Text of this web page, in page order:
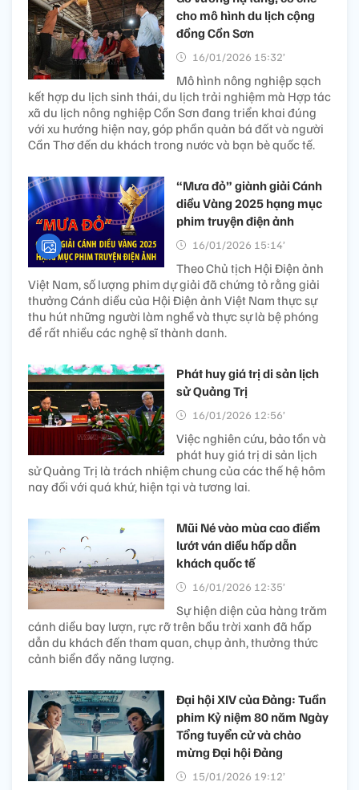
cho mô hình du lịch cộng
đồng Cồn Sơn
16/01/2026 15:32’
Mô hình nông nghiệp sạch
kết hợp du lịch sinh thái, du lịch trải nghiệm mà Hợp tác
xã du lịch nông nghiệp Cồn Sơn đang triển khai đúng
với xu hướng hiện nay, góp phần quản bá đất và người
Cần Thơ đến du khách trong nước và bạn bè quốc tế.
“Mưa đỏ” giành giải Cánh
diều Vàng 2025 hạng mục
phim truyện điện ảnh
16/01/2026 15:14’
Theo Chủ tịch Hội Điện ảnh
Việt Nam, số lượng phim dự giải đã chứng tỏ rằng giải
thưởng Cánh diều của Hội Điện ảnh Việt Nam thực sự
thu hút những người làm nghề và thực sự là bệ phóng
để rất nhiều các nghệ sĩ thành danh.
Phát huy giá trị di sản lịch
sử Quảng Trị
16/01/2026 12:56’
Việc nghiên cứu, bảo tồn và
phát huy giá trị di sản lịch
sử Quảng Trị là trách nhiệm chung của các thế hệ hôm
nay đối với quá khứ, hiện tại và tương lai.
Mũi Né vào mùa cao điểm
lướt ván diều hấp dẫn
khách quốc tế
16/01/2026 12:35’
Sự hiện diện của hàng trăm
cánh diều bay lượn, rực rỡ trên bầu trời xanh đã hấp
dẫn du khách đến tham quan, chụp ảnh, thưởng thức
cảnh biển đầy năng lượng.
Đại hội XIV của Đảng: Tuần
phim Kỷ niệm 80 năm Ngày
Tổng tuyển cử và chào
mừng Đại hội Đảng
15/01/2026 19:12’